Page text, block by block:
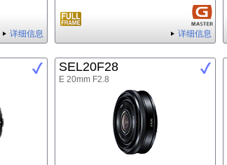
详细信息 详细信息
SEL20F28
E 20mm F2.8